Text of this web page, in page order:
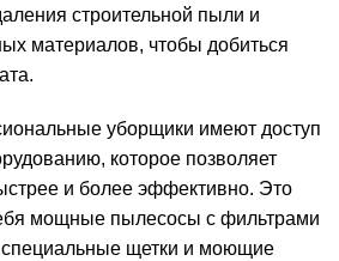
строительной пыли и
материалов, чтобы добиться
уборщики имеют доступ
которое позволяет
и более эффективно. Это
мощные пылесосы с фильтрами
специальные щетки и моющие